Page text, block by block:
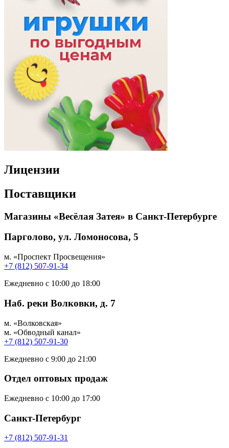
Лицензии
Поставщики
Магазины «Весёлая Затея» в Санкт-Петербурге
Парголово, ул. Ломоносова, 5
м. «Проспект Просвещения»
+7 (812) 507-91-34
Ежедневно с 10:00 до 18:00
Наб. реки Волковки, д. 7
м. «Волковская»
м. «Обводный канал»
+7 (812) 507-91-30
Ежедневно с 9:00 до 21:00
Отдел оптовых продаж
Ежедневно с 10:00 до 17:00
Санкт-Петербург
+7 (812) 507-91-31